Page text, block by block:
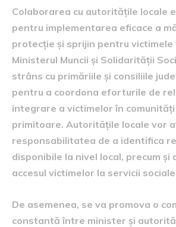
Colaborarea cu autoritățile locale
pentru implementarea eficace a
protecție și sprijin pentru
Ministerul Muncii și Solidarității
strâns cu primăriile și consiliile
pentru a coordona eforturile de
integrare a victimelor în comunități
primitoare. Autoritățile locale vor
responsabilitatea de a identifica
disponibile la nivel local, precum și
accesul victimelor la servicii
De asemenea, se va promova o
constantă între minister și